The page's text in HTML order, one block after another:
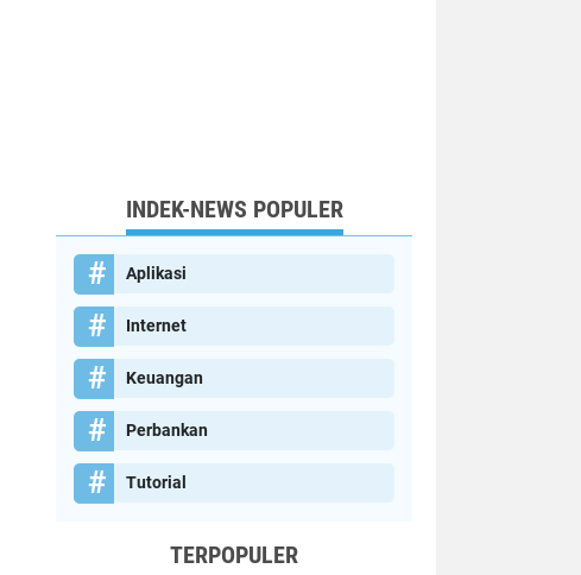
INDEK-NEWS POPULER
Aplikasi
Internet
Keuangan
Perbankan
Tutorial
TERPOPULER